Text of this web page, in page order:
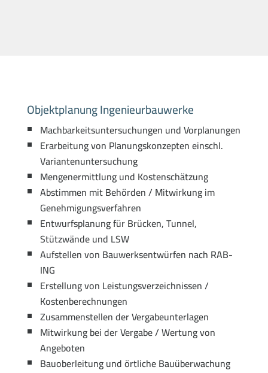
Objektplanung Ingenieurbauwerke
Machbarkeitsuntersuchungen und Vorplanungen
Erarbeitung von Planungskonzepten einschl.
Variantenuntersuchung
Mengenermittlung und Kostenschätzung
Abstimmen mit Behörden / Mitwirkung im
Genehmigungsverfahren
Entwurfsplanung für Brücken, Tunnel,
Stützwände und LSW
Aufstellen von Bauwerksentwürfen nach RAB-
ING
Erstellung von Leistungsverzeichnissen /
Kostenberechnungen
Zusammenstellen der Vergabeunterlagen
Mitwirkung bei der Vergabe / Wertung von
Angeboten
Bauoberleitung und örtliche Bauüberwachung